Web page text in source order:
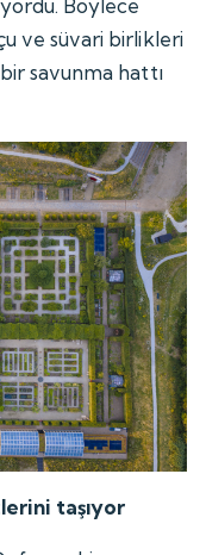
Böylece
ve süvari birlikleri
savunma hattı
taşıyor